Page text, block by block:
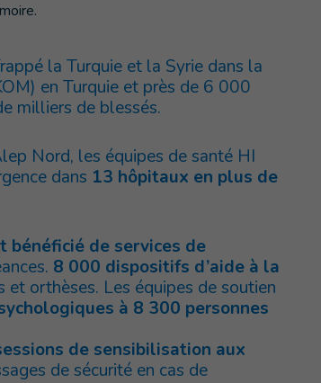
la Turquie et la Syrie dans la
en Turquie et près de 6 000
milliers de blessés.
Nord, les équipes de santé HI
dans 13 hôpitaux en plus de
de services de
8 000 dispositifs d’aide à la
orthèses. Les équipes de soutien
à 8 300 personnes
de sensibilisation aux
de sécurité en cas de